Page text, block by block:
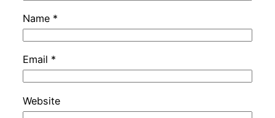
Name *
Email *
Website